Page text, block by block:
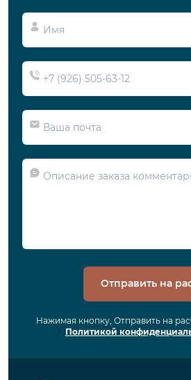
Отправить на
Нажимая кнопку, Отправить на
Политикой